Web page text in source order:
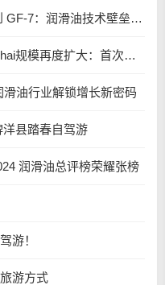
2、从 API SP 到 SQ，从 GF-6 到 GF-7：润滑油技术壁垒再升高，你准备好了吗？
3、2025年Automechanika Shanghai规模再度扩大：首次启用国家会展中心（上海）全部15个展馆
油行业解锁增长新密码​
县踏春自驾游
润滑油总评榜荣耀张榜
游！
游方式